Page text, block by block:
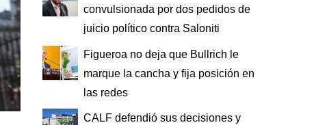
convulsionada por dos pedidos de
juicio político contra Saloniti
Figueroa no deja que Bullrich le
marque la cancha y fija posición en
las redes
CALF defendió sus decisiones y